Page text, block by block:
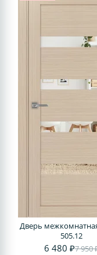
Дверь
505.12
6 480 ₽7 950